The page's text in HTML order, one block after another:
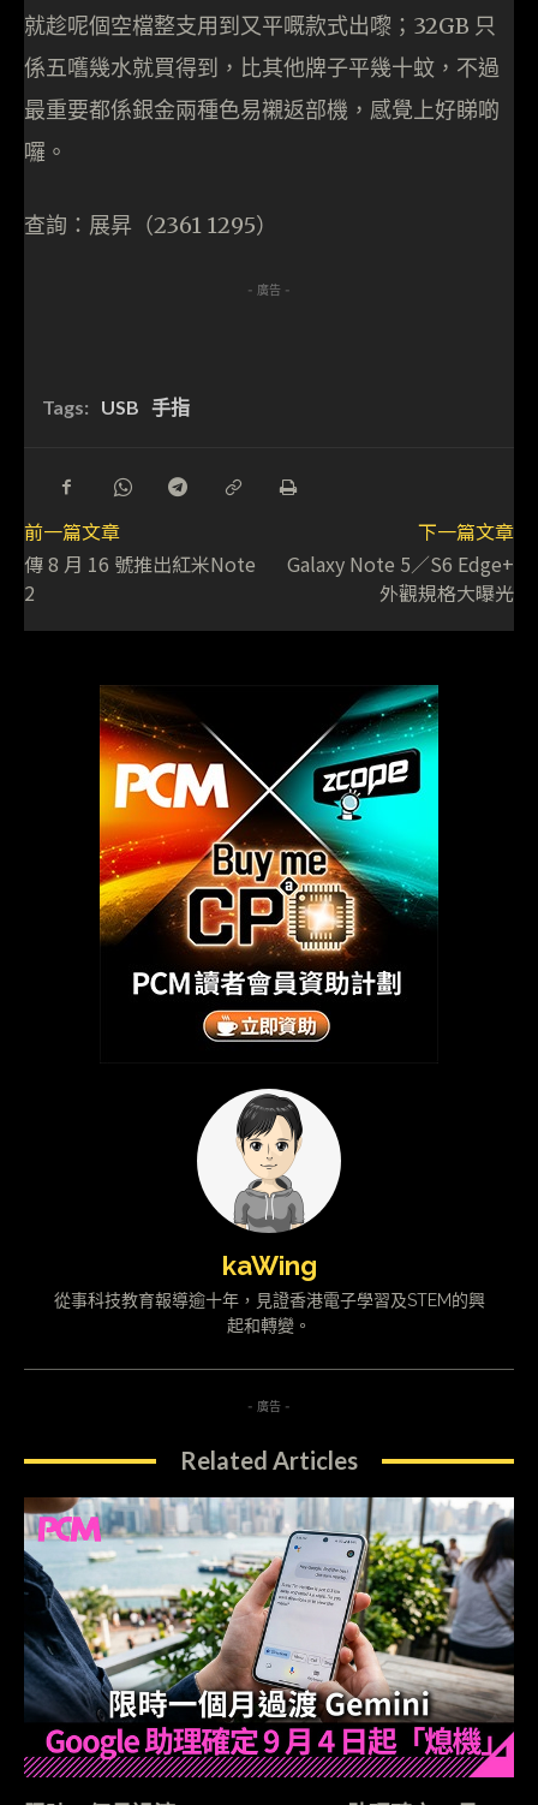
就趁呢個空檔整支用到又平嘅款式出嚟；32GB 只
係五嚿幾水就買得到，比其他牌子平幾十蚊，不過
最重要都係銀金兩種色易襯返部機，感覺上好睇啲
囉。
查詢：展昇（2361 1295）
- 廣告 -
Tags: USB 手指
前一篇文章
傳 8 月 16 號推出紅米Note
2
下一篇文章
Galaxy Note 5／S6 Edge+
外觀規格大曝光
kaWing
從事科技教育報導逾十年，見證香港電子學習及STEM的興
起和轉變。
- 廣告 -
Related Articles